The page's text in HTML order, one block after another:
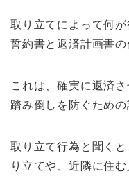
取り立てによって何
誓約書と返済計画書の
これは、確実に返済
踏み倒しを防ぐための
取り立て行為と聞く
り立てや、近隣に住